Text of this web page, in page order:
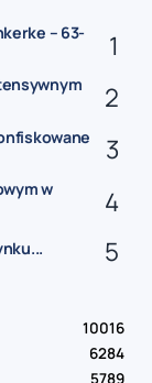
– 63-
w
10016
6284
5789